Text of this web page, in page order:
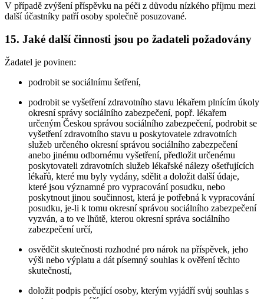
V případě zvýšení příspěvku na péči z důvodu nízkého příjmu mezi
další účastníky patří osoby společně posuzované.
15. Jaké další činnosti jsou po žadateli požadovány
Žadatel je povinen:
podrobit se sociálnímu šetření,
podrobit se vyšetření zdravotního stavu lékařem plnícím úkoly
okresní správy sociálního zabezpečení, popř. lékařem
určeným Českou správou sociálního zabezpečení, podrobit se
vyšetření zdravotního stavu u poskytovatele zdravotních
služeb určeného okresní správou sociálního zabezpečení
anebo jinému odbornému vyšetření, předložit určenému
poskytovateli zdravotních služeb lékařské nálezy ošetřujících
lékařů, které mu byly vydány, sdělit a doložit další údaje,
které jsou významné pro vypracování posudku, nebo
poskytnout jinou součinnost, která je potřebná k vypracování
posudku, je-li k tomu okresní správou sociálního zabezpečení
vyzván, a to ve lhůtě, kterou okresní správa sociálního
zabezpečení určí,
osvědčit skutečnosti rozhodné pro nárok na příspěvek, jeho
výši nebo výplatu a dát písemný souhlas k ověření těchto
skutečností,
doložit podpis pečující osoby, kterým vyjádří svůj souhlas s